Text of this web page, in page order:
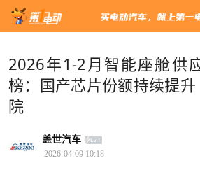
2026年1-2月智能座舱供
榜：国产芯片份额持续提
院
盖世汽车
2026-04-09 10:18